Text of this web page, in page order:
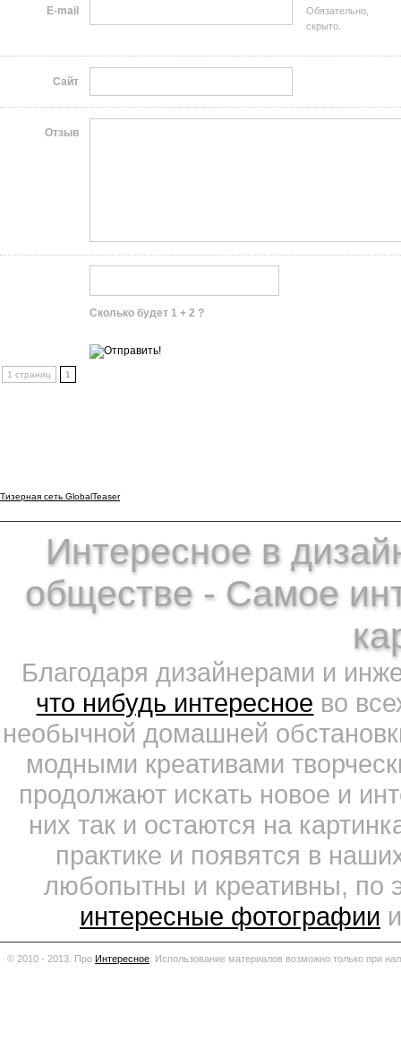
E-mail
Обязательно,
скрыто.
Сайт
Отзыв
Сколько будет 1 + 2 ?
1 страниц 1
Тизерная сеть GlobalTeaser
Интересное в
обществе - Самое
Благодаря дизайнерами и
что нибудь интересное во
необычной домашней
модными креативами
продолжают искать новое и
них так и остаются на
практике и появятся в
любопытны и креативны, по
интересные фотографии
© 2010 - 2013. Про Интересное Использование материалов возможно только при